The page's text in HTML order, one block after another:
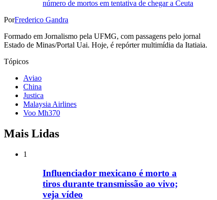
número de mortos em tentativa de chegar a Ceuta
PorFrederico Gandra
Formado em Jornalismo pela UFMG, com passagens pelo jornal
Estado de Minas/Portal Uai. Hoje, é repórter multimídia da Itatiaia.
Tópicos
Aviao
China
Justica
Malaysia Airlines
Voo Mh370
Mais Lidas
1
Influenciador mexicano é morto a
tiros durante transmissão ao vivo;
veja vídeo